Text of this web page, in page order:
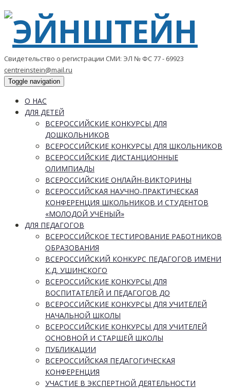
Свидетельство о регистрации СМИ: ЭЛ № ФС 77 - 69923
centreinstein@mail.ru
Toggle navigation
О НАС
ДЛЯ ДЕТЕЙ
ВСЕРОССИЙСКИЕ КОНКУРСЫ ДЛЯ
ДОШКОЛЬНИКОВ
ВСЕРОССИЙСКИЕ КОНКУРСЫ ДЛЯ ШКОЛЬНИКОВ
ВСЕРОССИЙСКИЕ ДИСТАНЦИОННЫЕ
ОЛИМПИАДЫ
ВСЕРОССИЙСКИЕ ОНЛАЙН-ВИКТОРИНЫ
ВСЕРОССИЙСКАЯ НАУЧНО-ПРАКТИЧЕСКАЯ
КОНФЕРЕНЦИЯ ШКОЛЬНИКОВ И СТУДЕНТОВ
«МОЛОДОЙ УЧЁНЫЙ»
ДЛЯ ПЕДАГОГОВ
ВСЕРОССИЙСКОЕ ТЕСТИРОВАНИЕ РАБОТНИКОВ
ОБРАЗОВАНИЯ
ВСЕРОССИЙСКИЙ КОНКУРС ПЕДАГОГОВ ИМЕНИ
К.Д. УШИНСКОГО
ВСЕРОССИЙСКИЕ КОНКУРСЫ ДЛЯ
ВОСПИТАТЕЛЕЙ И ПЕДАГОГОВ ДО
ВСЕРОССИЙСКИЕ КОНКУРСЫ ДЛЯ УЧИТЕЛЕЙ
НАЧАЛЬНОЙ ШКОЛЫ
ВСЕРОССИЙСКИЕ КОНКУРСЫ ДЛЯ УЧИТЕЛЕЙ
ОСНОВНОЙ И СТАРШЕЙ ШКОЛЫ
ПУБЛИКАЦИИ
ВСЕРОССИЙСКАЯ ПЕДАГОГИЧЕСКАЯ
КОНФЕРЕНЦИЯ
УЧАСТИЕ В ЭКСПЕРТНОЙ ДЕЯТЕЛЬНОСТИ